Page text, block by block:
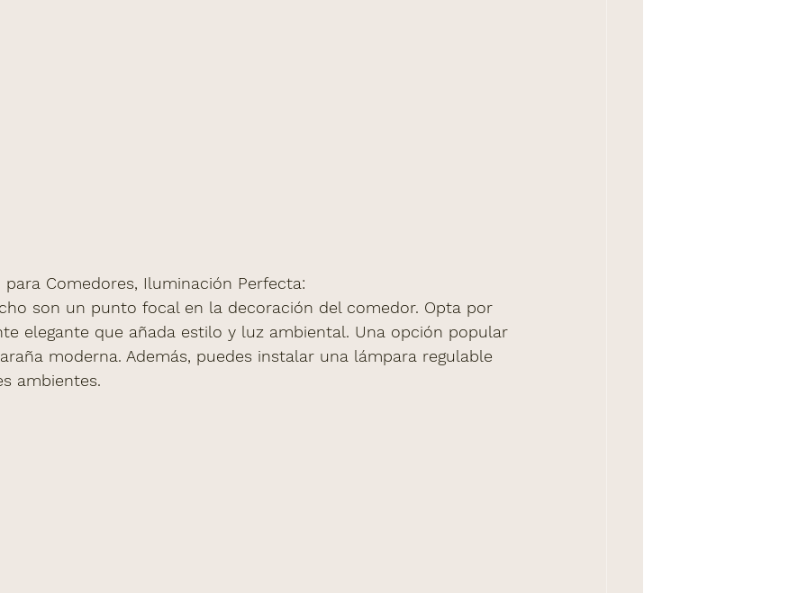
para Comedores, Iluminación Perfecta:
son un punto focal en la decoración del comedor. Opta por
elegante que añada estilo y luz ambiental. Una opción popular
moderna. Además, puedes instalar una lámpara regulable
ambientes.